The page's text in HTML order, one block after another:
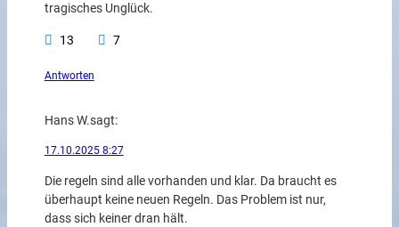
tragisches Unglück.
13 7
Antworten
Hans W.sagt:
17.10.2025 8:27
Die regeln sind alle vorhanden und klar. Da braucht es
überhaupt keine neuen Regeln. Das Problem ist nur,
dass sich keiner dran hält.